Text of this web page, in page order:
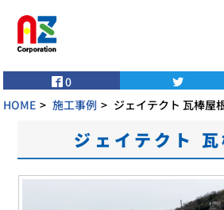
0
HOME
施工事例 ジェイテクト 瓦棒屋
ジェイテクト